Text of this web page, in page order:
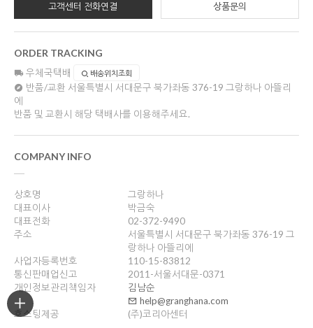
고객센터 전화연결 상품문의
ORDER TRACKING
우체국택배 배송위치조회
반품/교환 서울특별시 서대문구 북가좌동 376-19 그랑하나 아뜰리
에
반품 및 교환시 해당 택배사를 이용해주세요.
COMPANY INFO
상호명
그랑하나
대표이사
박금숙
대표전화
02-372-9490
주소
서울특별시 서대문구 북가좌동 376-19 그
랑하나 아뜰리에
사업자등록번호
110-15-83812
통신판매업신고
2011-서울서대문-0371
개인정보관리책임자
김남순
help@granghana.com
호스팅제공
(주)코리아센터